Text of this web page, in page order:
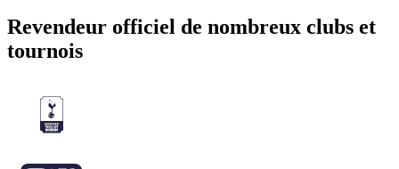
Revendeur officiel de nombreux clubs et
tournois